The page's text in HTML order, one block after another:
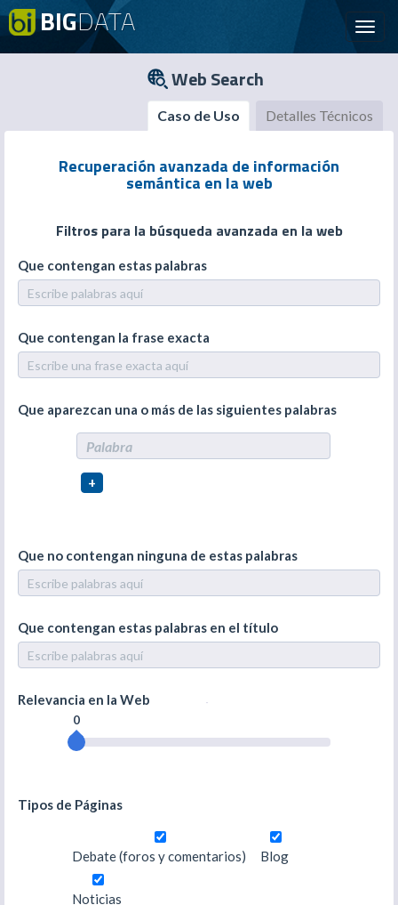
Toggle
BIGDATA
Web Search
Detalles Técnicos
Caso de Uso
Recuperación avanzada de información
semántica en la web
Filtros para la búsqueda avanzada en la web
Que contengan estas palabras
Que contengan la frase exacta
Que aparezcan una o más de las siguientes palabras
+
Que no contengan ninguna de estas palabras
Que contengan estas palabras en el título
Relevancia en la Web
0
Tipos de Páginas
Debate (foros y comentarios) Blog
Noticias